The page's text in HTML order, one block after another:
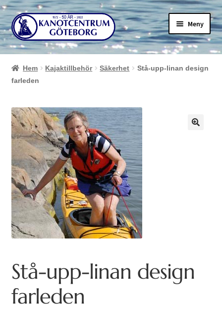
Hoppa
till
navigering
Hoppa
till
innehåll
Meny
Hem Kajaktillbehör Säkerhet
Stå-upp-linan design
farleden
Stå-upp-linan design
farleden